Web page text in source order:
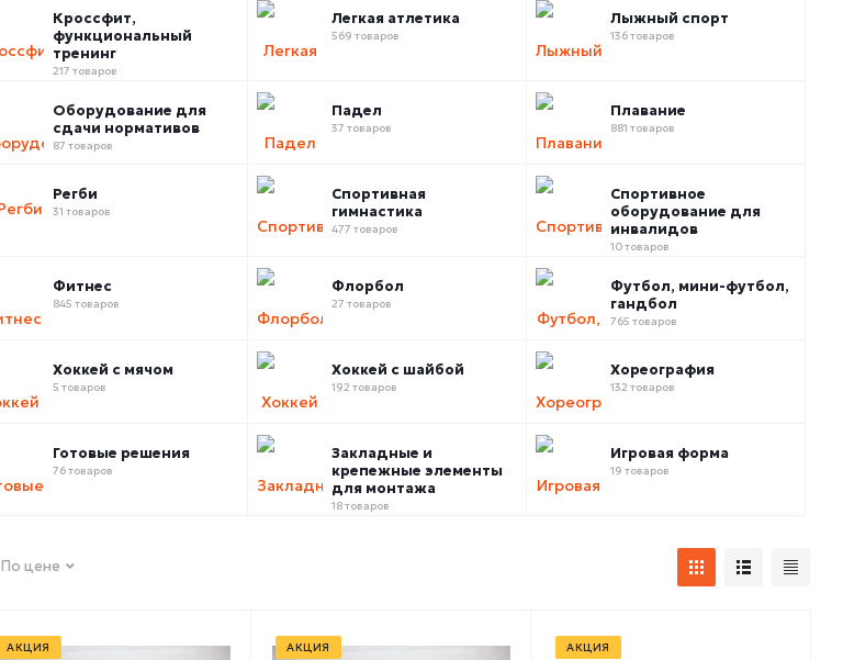
Кроссфит,
функциональный
тренинг
217 товаров
Легкая атлетика
569 товаров
Лыжный спорт
136 товаров
Оборудование для
сдачи нормативов
87 товаров
Падел
37 товаров
Плавание
881 товаров
Регби
31 товаров
Спортивная
гимнастика
477 товаров
Спортивное
оборудование для
инвалидов
10 товаров
Фитнес
845 товаров
Флорбол
27 товаров
Футбол, мини-футбол,
гандбол
765 товаров
Хоккей с мячом
5 товаров
Хоккей с шайбой
192 товаров
Хореография
132 товаров
Готовые решения
76 товаров
Закладные и
крепежные элементы
для монтажа
18 товаров
Игровая форма
19 товаров
По цене
АКЦИЯ АКЦИЯ АКЦИЯ